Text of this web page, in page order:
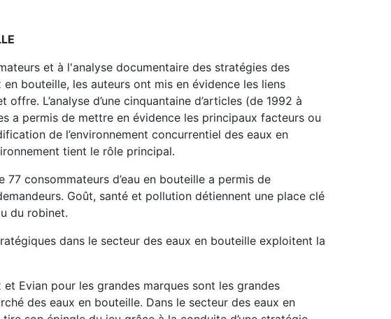
et à l'analyse documentaire des stratégies des
bouteille, les auteurs ont mis en évidence les liens
L’analyse d’une cinquantaine d’articles (de 1992 à
a permis de mettre en évidence les principaux facteurs ou
de l’environnement concurrentiel des eaux en
tient le rôle principal.
77 consommateurs d’eau en bouteille a permis de
Goût, santé et pollution détiennent une place clé
du robinet.
dans le secteur des eaux en bouteille exploitent la
Evian pour les grandes marques sont les grandes
des eaux en bouteille. Dans le secteur des eaux en